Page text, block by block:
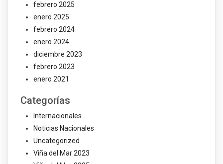
febrero 2025
enero 2025
febrero 2024
enero 2024
diciembre 2023
febrero 2023
enero 2021
Categorías
Internacionales
Noticias Nacionales
Uncategorized
Viña del Mar 2023